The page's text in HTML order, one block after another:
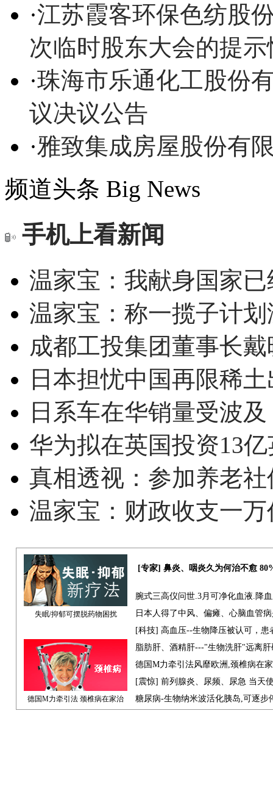
·江苏霞客环保色纺股
次临时股东大会的提
·珠海市乐通化工股份
议决议公告
·雅致集成房屋股份有
频道头条 Big News
手机上看新闻
温家宝：我献身国家
温家宝：称一揽子计
成都工投集团董事长
日本担忧中国再限稀
日系车在华销量受波
华为拟在英国投资13
真相透视：参加养老
温家宝：财政收支一
失眠/抑郁可摆脱药物困扰
[专家] 鼻炎、咽炎久为何治不愈
腕式三高仪问世.3月可净化血液.降
日本人得了中风、偏瘫、心脑血管
[科技] 高血压--生物降压被认可，患
德国M力牵引法 颈椎病在家治
脂肪肝、酒精肝---"生物洗肝"远离肝
德国M力牵引法风靡欧洲,颈椎病在
[震惊] 前列腺炎、尿频、尿急 当天
糖尿病-生物纳米波活化胰岛,可逐步